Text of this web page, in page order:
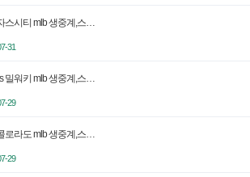
스시티 mlb 생중계,스…
31
밀워키 mlb 생중계,스…
29
로라도 mlb 생중계,스…
29